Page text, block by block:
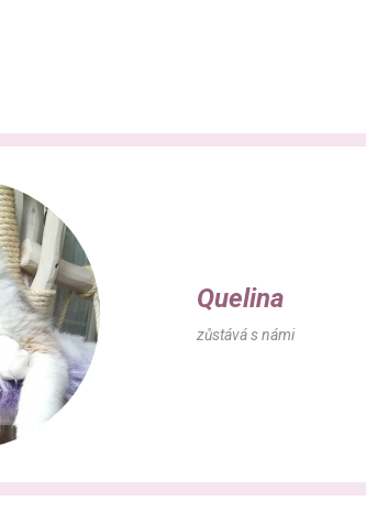
Quelina
zůstává s námi